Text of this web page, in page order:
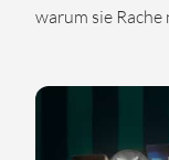
warum sie Rache